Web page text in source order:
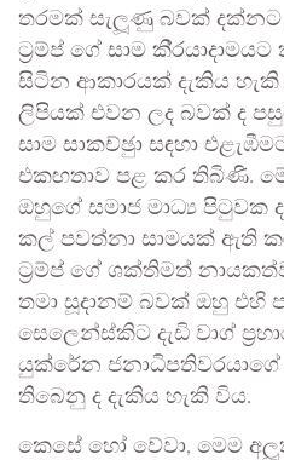
තරමක් සැලූණු බවක්
ට‍්‍රම්ප් ගේ සාම
සිටින ආකාරයක් දැකිය හැකි
ලිපියක් එවන ලද බවක් ද
සාම සාකච්ඡුා සඳහා
එකඟතාව පළ කර තිබිණි.
ඔහුගේ සමාජ මාධ්‍ය
කල් පවත්නා සාමයක් ඇති
ට‍්‍රම්ප් ගේ ශක්තිමත්
තමා සූදානම් බවක් ඔහු එහි
සෙලෙන්ස්කිට දැඩි වාග්
යුක්රේන ජනාධිපතිවරයාගේ
තිබෙනු ද දැකිය හැකි විය.
කෙසේ හෝ වේවා, මෙම